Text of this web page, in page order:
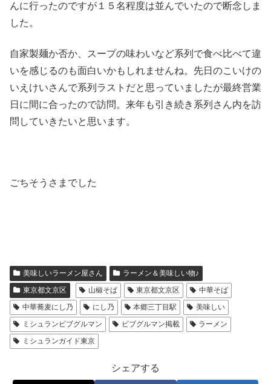
んに行ったのですが１５名程度は並んでいたので断念しま
した。
自家製麺か否か、スープの味わいなど系列で食べ比べて違
いを感じるのも面白いかもしれませんね。先日のこいけの
いえけいさんで系列ラストだと思っていましたが最終営業
日に間に合ったので訪問。来年も引き続き系列さん内を訪
問していきたいと思います。
ごちそうさまでした
美味しいラーメン屋さん
ラーメン＆美味しい物♪
東京都文京区
山椒そば 東京都文京区
中華そば
中華蕎麦にし乃
にし乃 本郷三丁目駅
美味しい
ミシュランビブグルマン
ビブグルマン掲載
ラーメン
ミシュランガイド東京
シェアする